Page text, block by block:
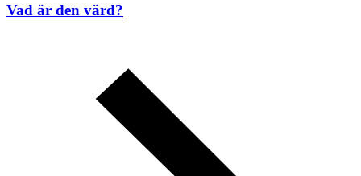
Vad är den värd?